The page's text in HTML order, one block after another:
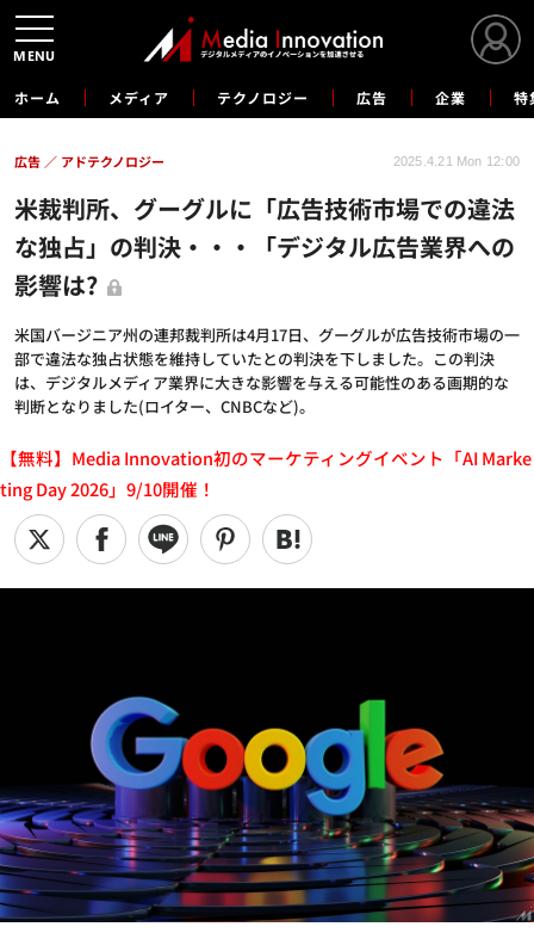
ホーム メディア テクノロジー 広告 企業 特
米裁判所、グーグルに「広告技術市場での違法
な独占」の判決・・・「デジタル広告業界への
影響は?
米国バージニア州の連邦裁判所は4月17日、グーグルが広告技術市場の一
部で違法な独占状態を維持していたとの判決を下しました。この判決
は、デジタルメディア業界に大きな影響を与える可能性のある画期的な
判断となりました(ロイター、CNBCなど)。
広告 アドテクノロジー 2025.4.21 Mon 12:00
【無料】Media Innovation初のマーケティングイベント「AI Marke
ting Day 2026」9/10開催！
MENU